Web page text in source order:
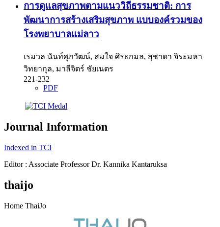
การดูแลสุขภาพตามแนววิถีธรรมชาติ: การ
พัฒนาการสร้างเสริมสุขภาพ แบบองค์รวมของ
โรงพยาบาลแม่ลาว
เรมวล นันท์ศุภวัฒน์, สมใจ ศิระกมล, สุชาดา จิระมหา
วิทยากุล, มาลีจิตร์ ชัยเนตร
221-232
PDF
Journal Information
Indexed in TCI
Editor : Associate Professor Dr. Kannika Kantaruksa
thaijo
Home ThaiJo